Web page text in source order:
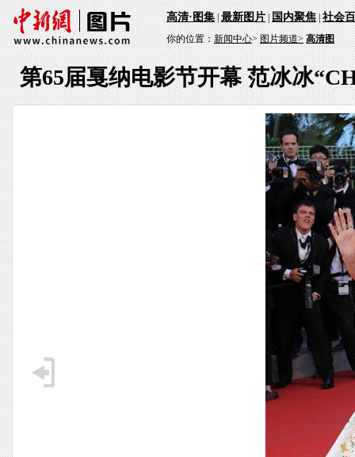
高清·图集|最新图片|国内聚焦|社会
你的位置：新闻中心>图片频道> 高清图
第65届戛纳电影节开幕 范冰冰